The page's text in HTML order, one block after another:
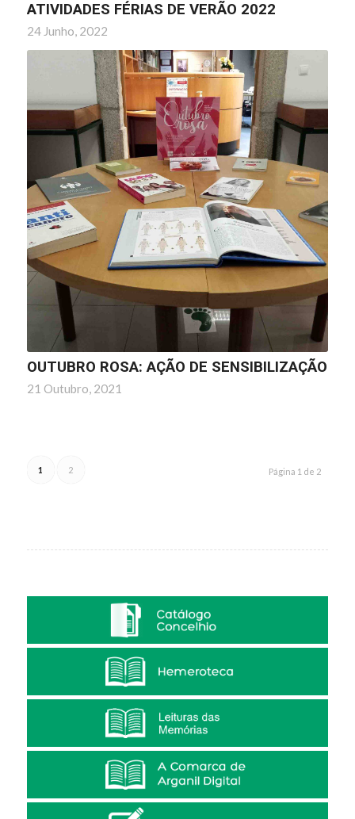
ATIVIDADES FÉRIAS DE VERÃO 2022
24 Junho, 2022
OUTUBRO ROSA: AÇÃO DE SENSIBILIZAÇÃO
21 Outubro, 2021
Página 1 de 2
1 2